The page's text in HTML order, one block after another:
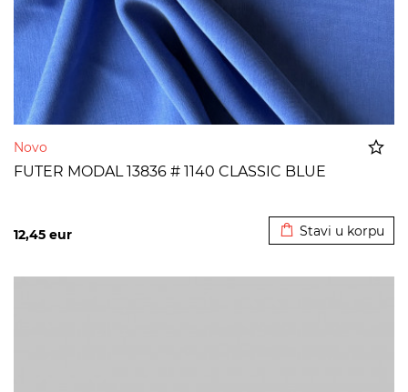
Novo
FUTER MODAL 13836 # 1140 CLASSIC BLUE
12,45 eur Stavi u korpu